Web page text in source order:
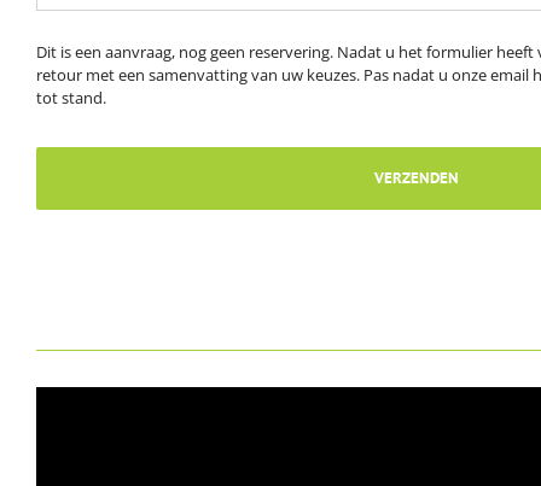
Dit is een aanvraag, nog geen reservering. Nadat u het formulier
retour met een samenvatting van uw keuzes. Pas nadat u onze
tot stand.